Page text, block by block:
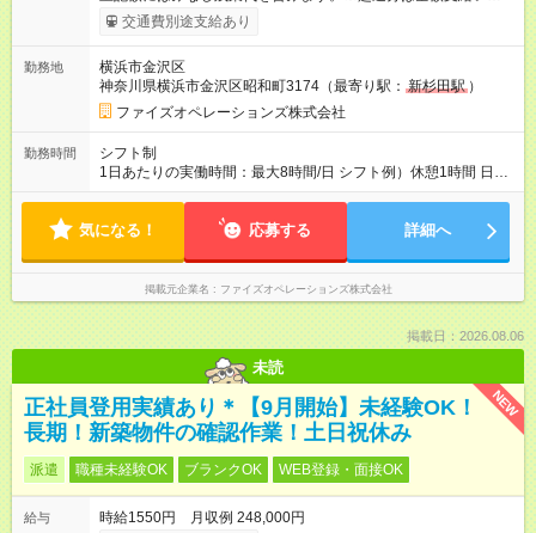
ます。 みなし残業代 44,000円 ～ 60,000円／月 みなし残業時
間 25時間／月 ・能力や経験などを考慮して決定します。 ・上記
す。 ・超過分は全額支給します。 2年連続給与のベースアップ
を行っており、まだまだ規模拡大を進めております！ 【試用期
間】試用期間あり 試用期間の長さ：3ヶ月 雇用形態、給与は本
採用時と同じです。
交通費別途支給あり
勤務地
横浜市金沢区
神奈川県横浜市金沢区昭和町3174（最寄り駅： 新杉田駅 ）
ファイズオペレーションズ株式会社
勤務時間
シフト制
1日あたりの実働時間：最大8時間/日 シフト例）休憩1時間 日
勤 8:00～19:00 夜勤 19:00～翌7:00 ※日勤/夜勤混在のシフト
お伺いしております
気になる！ 応募する 詳細へ
掲載元企業名 ファイズオペレーションズ株式会社
掲載日：2026.08.06
未読
NEW
正社員登用実績あり＊【9月開始】未経験OK！
長期！新築物件の確認作業！土日祝休み
派遣 職種未経験OK ブランクOK WEB登録・面接OK
給与
時給1550円 月収例 248,000円